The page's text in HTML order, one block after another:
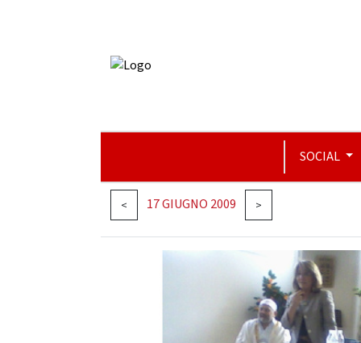
SOCIAL
< 17 GIUGNO 2009 >